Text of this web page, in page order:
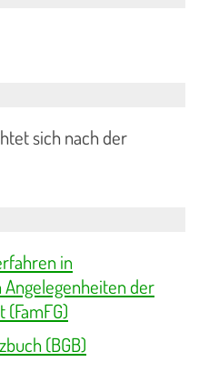
sich nach der
in
Angelegenheiten der
(BGB)